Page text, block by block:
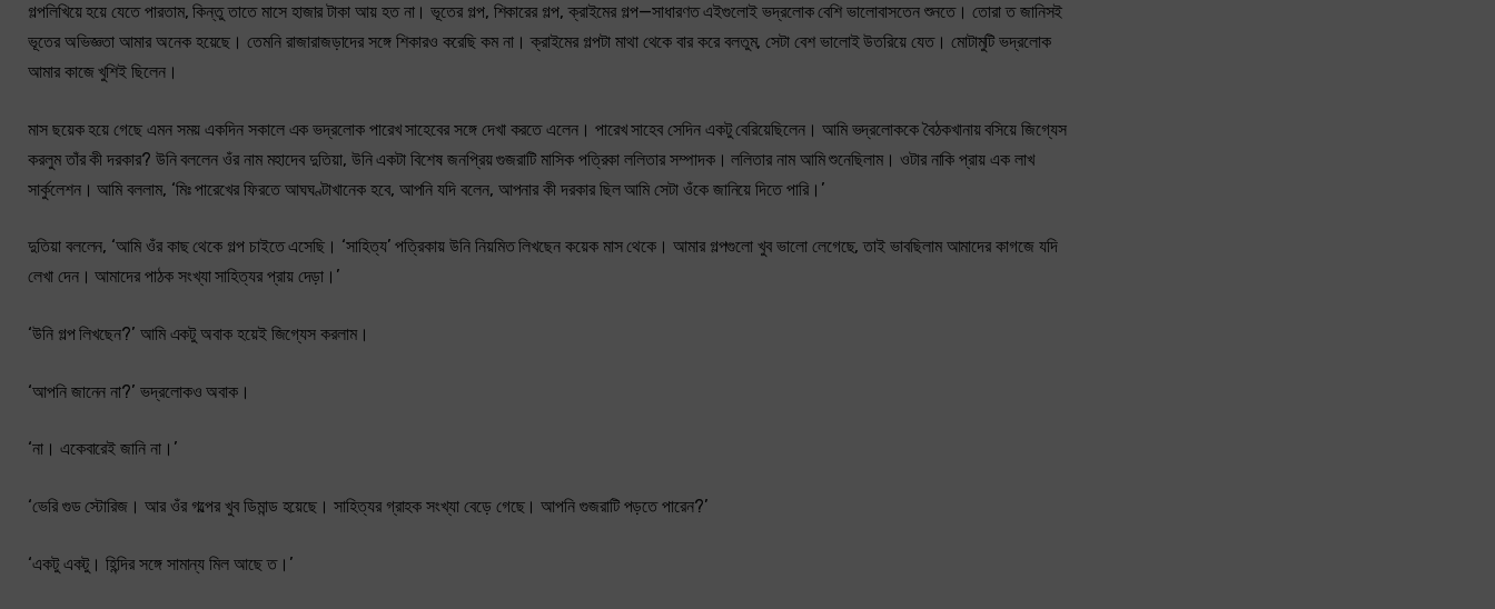
গল্পলিখিয়ে হয়ে যেতে পারতাম, কিন্তু তাতে মাসে হাজার টাকা আয় হত না। ভূতের গল্প, শিকারের গল্প, ক্রাইমের গল্প—সাধারণত এইগুলোই ভদ্রলোক বেশি ভালোবাসতেন শুনতে। তোরা ত জানিসই
ভূতের অভিজ্ঞতা আমার অনেক হয়েছে। তেমনি রাজারাজড়াদের সঙ্গে শিকারও করেছি কম না। ক্রাইমের গল্পটা মাথা থেকে বার করে বলতুম, সেটা বেশ ভালোই উতরিয়ে যেত। মোটামুটি ভদ্রলোক
আমার কাজে খুশিই ছিলেন।
মাস ছয়েক হয়ে গেছে এমন সময় একদিন সকালে এক ভদ্রলোক পারেখ সাহেবের সঙ্গে দেখা করতে এলেন। পারেখ সাহেব সেদিন একটু বেরিয়েছিলেন। আমি ভদ্রলোককে বৈঠকখানায় বসিয়ে জিগ্যেস
করলুম তাঁর কী দরকার? উনি বললেন ওঁর নাম মহাদেব দুতিয়া, উনি একটা বিশেষ জনপ্রিয় গুজরাটি মাসিক পত্রিকা ললিতার সম্পাদক। ললিতার নাম আমি শুনেছিলাম। ওটার নাকি প্রায় এক লাখ
সার্কুলেশন। আমি বললাম, ‘মিঃ পারেখের ফিরতে আঘঘণ্টাখানেক হবে, আপনি যদি বলেন, আপনার কী দরকার ছিল আমি সেটা ওঁকে জানিয়ে দিতে পারি।’
দুতিয়া বললেন, ‘আমি ওঁর কাছ থেকে গল্প চাইতে এসেছি। ‘সাহিত্য’ পত্রিকায় উনি নিয়মিত লিখছেন কয়েক মাস থেকে। আমার গল্পগুলো খুব ভালো লেগেছে, তাই ভাবছিলাম আমাদের কাগজে যদি
লেখা দেন। আমাদের পাঠক সংখ্যা সাহিত্যর প্রায় দেড়া।’
‘উনি গল্প লিখছেন?’ আমি একটু অবাক হয়েই জিগ্যেস করলাম।
‘আপনি জানেন না?’ ভদ্রলোকও অবাক।
‘না। একেবারেই জানি না।’
‘ভেরি গুড স্টোরিজ। আর ওঁর গল্পের খুব ডিমান্ড হয়েছে। সাহিত্যর গ্রাহক সংখ্যা বেড়ে গেছে। আপনি গুজরাটি পড়তে পারেন?’
‘একটু একটু। হিন্দির সঙ্গে সামান্য মিল আছে ত।’